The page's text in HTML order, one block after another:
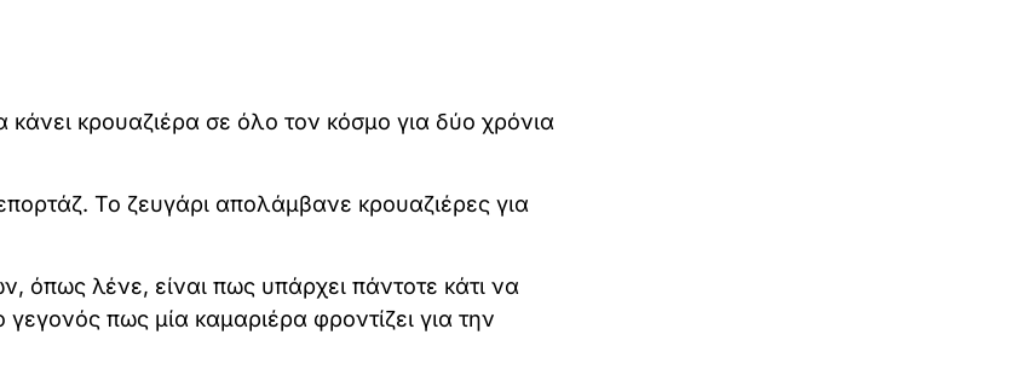
κάνει κρουαζιέρα σε όλο τον κόσμο για δύο χρόνια
Το ζευγάρι απολάμβανε κρουαζιέρες για
όπως λένε, είναι πως υπάρχει πάντοτε κάτι να
πως μία καμαριέρα φροντίζει για την